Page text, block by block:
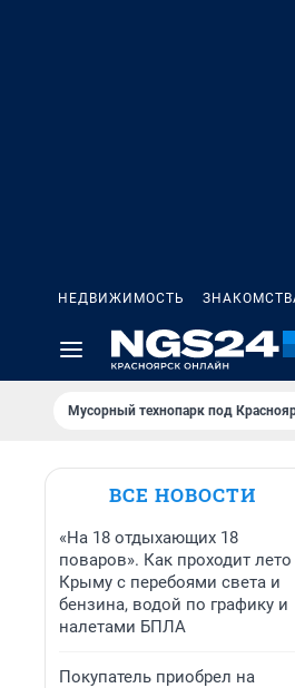
НЕДВИЖИМОСТЬ
Мусорный технопарк под
ВСЕ НОВОСТИ
«На 18 отдыхающих 18
поваров». Как проходит лето
Крыму с перебоями света и
бензина, водой по графику и
налетами БПЛА
Покупатель приобрел на